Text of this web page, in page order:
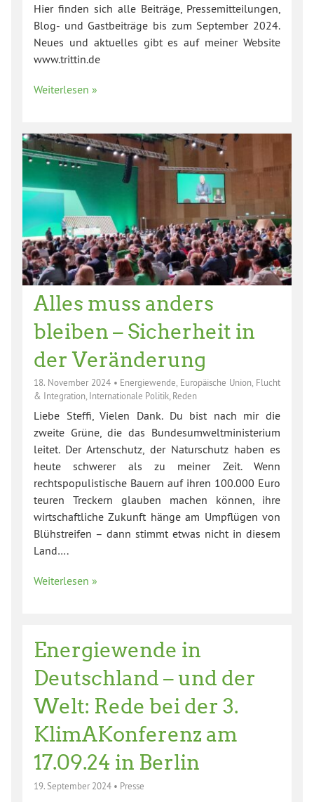
Hier finden sich alle Beiträge, Pressemitteilungen,
Blog- und Gastbeiträge bis zum September 2024.
Neues und aktuelles gibt es auf meiner Website
www.trittin.de
Weiterlesen »
Alles muss anders
bleiben – Sicherheit in
der Veränderung
18. November 2024• Energiewende Europäische Union Flucht
& Integration Internationale Politik Reden
Liebe Steffi, Vielen Dank. Du bist nach mir die
zweite Grüne, die das Bundesumweltministerium
leitet. Der Artenschutz, der Naturschutz haben es
heute schwerer als zu meiner Zeit. Wenn
rechtspopulistische Bauern auf ihren 100.000 Euro
teuren Treckern glauben machen können, ihre
wirtschaftliche Zukunft hänge am Umpflügen von
Blühstreifen – dann stimmt etwas nicht in diesem
Land….
Weiterlesen »
Energiewende in
Deutschland – und der
Welt: Rede bei der 3.
KlimAKonferenz am
17.09.24 in Berlin
19. September 2024 • Presse